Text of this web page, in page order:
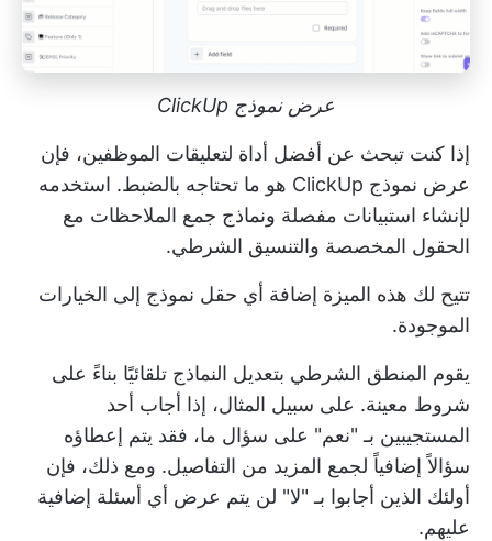
عرض نموذج ClickUp
إذا كنت تبحث عن أفضل أداة لتعليقات الموظفين، فإن
عرض نموذج ClickUp
هو ما تحتاجه بالضبط. استخدمه
لإنشاء استبيانات مفصلة ونماذج جمع الملاحظات مع
الحقول المخصصة والتنسيق الشرطي.
تتيح لك هذه الميزة إضافة أي حقل نموذج إلى الخيارات
الموجودة.
يقوم المنطق الشرطي بتعديل النماذج تلقائيًا بناءً على
شروط معينة. على سبيل المثال، إذا أجاب أحد
المستجيبين بـ "نعم" على سؤال ما، فقد يتم إعطاؤه
سؤالاً إضافياً لجمع المزيد من التفاصيل. ومع ذلك، فإن
أولئك الذين أجابوا بـ "لا" لن يتم عرض أي أسئلة إضافية
عليهم.